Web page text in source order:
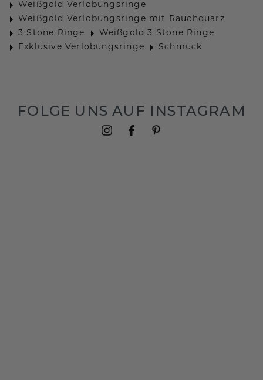
Weißgold Verlobungsringe
Weißgold Verlobungsringe mit Rauchquarz
3 Stone Ringe
Weißgold 3 Stone Ringe
Exklusive Verlobungsringe
Schmuck
FOLGE UNS AUF INSTAGRAM